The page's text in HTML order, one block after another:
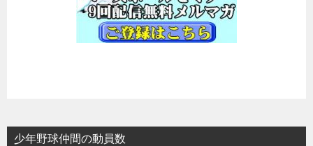
少年野球仲間の動員数